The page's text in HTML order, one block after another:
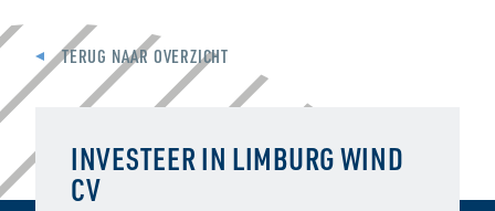
TERUG NAAR OVERZICHT
INVESTEER IN LIMBURG WIND
CV